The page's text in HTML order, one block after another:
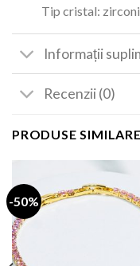
Tip cristal:
Informații
Recenzii (0)
PRODUSE SIMILARE
-50%